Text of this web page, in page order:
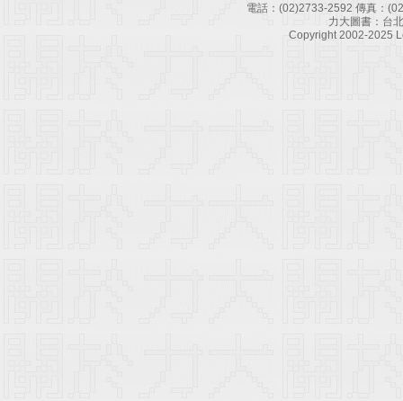
電話： (02)2733-2592 傳真：
力大圖書：台
Copyright 2002-2025